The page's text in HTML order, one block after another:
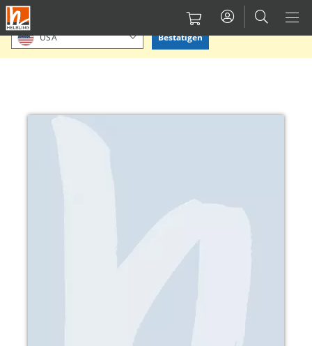
Direkt
zum
Inhalt
Bitte Standort bestätigen oder einen anderen auswählen.
USA Bestätigen